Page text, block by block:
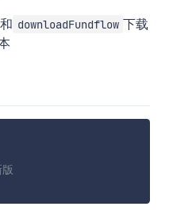
和 downloadFundflow 下载